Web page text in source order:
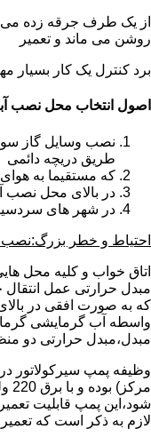
از یک طرف جرقه زده می
روشن می ماند و تعمیر
برد کنترل یک کار
اصول انتخاب محل نصب
طریق دریچه دائمی
که مستقیما به هوای
در بالای محل نصب آبگرمکن
در شهر های
احتیاط و خطر
اتاق خواب و کلیه محل
مبدل حرارتی عمل
که به صورت افقی در
واسطه آب گرمایشی گرما
مبدل،مبدل حرارتی دو
وظیفه پمپ سیرکولاتور
شود،این پمپ قابلیت
لازم به ذکر است که